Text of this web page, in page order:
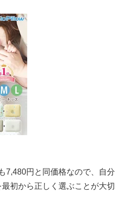
7,480円と同価格なので、自分
初から正しく選ぶことが大切